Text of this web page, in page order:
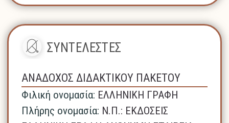
ΣΥΝΤΕΛΕΣΤΕΣ
ΑΝΑΔΟΧΟΣ ΔΙΔΑΚΤΙΚΟΥ ΠΑΚΕΤΟΥ
Φιλική ονομασία: ΕΛΛΗΝΙΚΗ ΓΡΑΦΗ
Πλήρης ονομασία: N.Π.: ΕΚΔΟΣΕΙΣ